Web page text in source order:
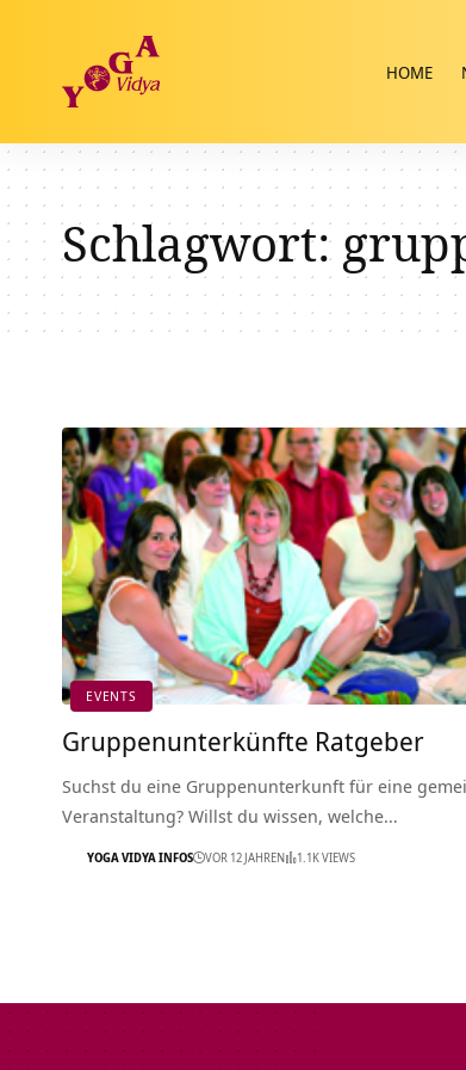
HOME
Schlagwort:
EVENTS
Gruppenunterkünfte Ratgeber
Suchst du eine Gruppenunterkunft für eine
Veranstaltung? Willst du wissen, welche…
YOGA VIDYA INFOS VOR 12 JAHREN 1.1K VIEWS